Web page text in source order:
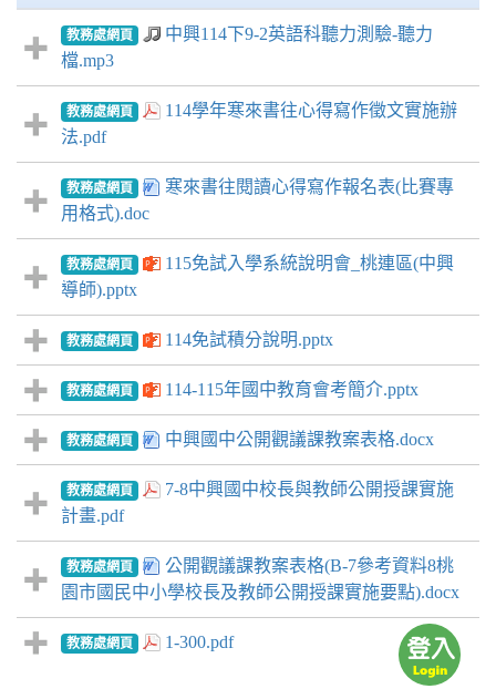
教務處網頁
中興114下9-2英語科聽力測驗-聽力
檔.mp3
教務處網頁
114學年寒來書往心得寫作徵文實施辦
法.pdf
教務處網頁
寒來書往閱讀心得寫作報名表(比賽專
用格式).doc
教務處網頁
115免試入學系統說明會_桃連區(中興
導師).pptx
教務處網頁 114免試積分說明.pptx
教務處網頁 114-115年國中教育會考簡介.pptx
教務處網頁 中興國中公開觀議課教案表格.docx
教務處網頁
7-8中興國中校長與教師公開授課實施
計畫.pdf
教務處網頁
公開觀議課教案表格(B-7參考資料8桃
園市國民中小學校長及教師公開授課實施要點).docx
教務處網頁 1-300.pdf